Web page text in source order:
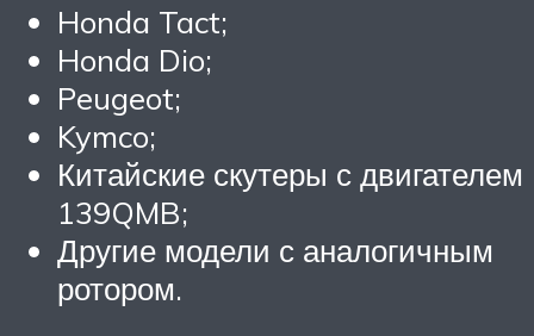
Honda Tact;
Honda Dio;
Peugeot;
Kymco;
Китайские скутеры с двигателем
139QMB;
Другие модели с аналогичным
ротором.